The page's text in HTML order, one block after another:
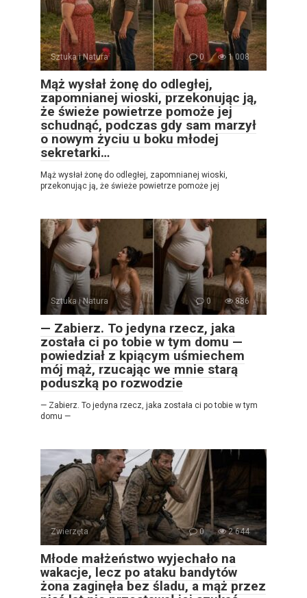
Sztuka i Natura 0 1 008
Mąż wysłał żonę do odległej,
zapomnianej wioski, przekonując ją,
że świeże powietrze pomoże jej
schudnąć, podczas gdy sam marzył
o nowym życiu u boku młodej
sekretarki…
Mąż wysłał żonę do odległej, zapomnianej wioski,
przekonując ją, że świeże powietrze pomoże jej
Sztuka i Natura 0 886
— Zabierz. To jedyna rzecz, jaka
została ci po tobie w tym domu —
powiedział z kpiącym uśmiechem
mój mąż, rzucając we mnie starą
poduszką po rozwodzie
— Zabierz. To jedyna rzecz, jaka została ci po tobie w tym
domu —
Zwierzęta 0 2 644
Młode małżeństwo wyjechało na
wakacje, lecz po ataku bandytów
żona zaginęła bez śladu, a mąż przez